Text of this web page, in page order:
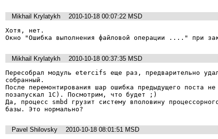
Mikhail Krylatykh
2010-10-18 00:07:22 MSD
Хотя, нет.
Окно "Ошибка выполнения файловой операции ...." при
Mikhail Krylatykh
2010-10-18 00:37:35 MSD
Пересобрал модуль etercifs еще раз, предварительно
собранный.
После перемонтирования шар ошибка предыдущего поста
позапускал 1С). Посмотрим, что будет ;)
Да, процесс smbd грузит систему вполовину
базы. Это нормально?
Pavel Shilovsky
2010-10-18 08:01:51 MSD